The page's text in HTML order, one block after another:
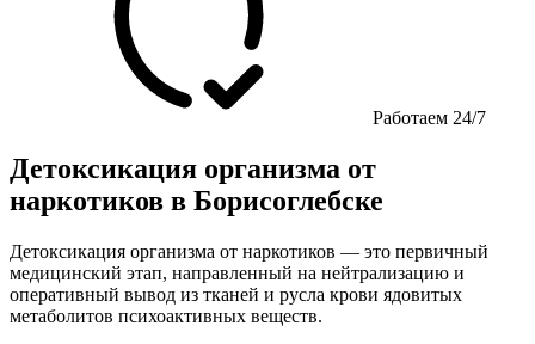
Работаем 24/7
Детоксикация организма от
наркотиков в Борисоглебске
Детоксикация организма от наркотиков — это первичный
медицинский этап, направленный на нейтрализацию и
оперативный вывод из тканей и русла крови ядовитых
метаболитов психоактивных веществ.